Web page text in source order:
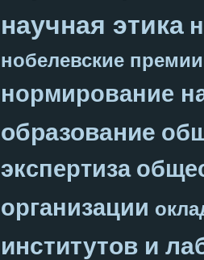
научная этика
нобелевские премии
нормирование
образование
экспертиза
организации
институтов и